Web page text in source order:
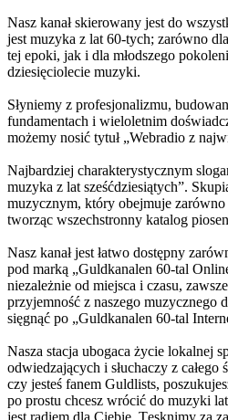
Nasz kanał skierowany jest do
jest muzyka z lat 60-tych; zarówno
tej epoki, jak i dla młodszego
dziesięciolecie muzyki.
Słyniemy z profesjonalizmu,
fundamentach i wieloletnim
możemy nosić tytuł „Webradio z
Najbardziej charakterystycznym
muzyka z lat sześćdziesiątych”.
muzycznym, który obejmuje
tworząc wszechstronny katalog
Nasz kanał jest łatwo dostępny
pod marką „Guldkanalen 60-tal
niezależnie od miejsca i czasu,
przyjemność z naszego muzycznego
sięgnąć po „Guldkanalen 60-tal
Nasza stacja ubogaca życie lokalnej
odwiedzających i słuchaczy z całego
czy jesteś fanem Guldlists,
po prostu chcesz wrócić do muzyki
jest radiem dla Ciebie. Tęsknimy za